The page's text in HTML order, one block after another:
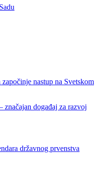
nastup na Svetskom
značajan događaj za razvoj
državnog prvenstva